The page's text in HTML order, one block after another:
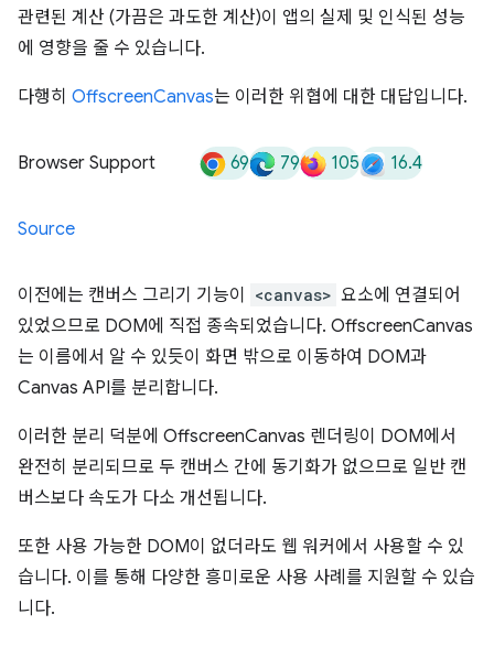
관련된 계산 (가끔은 과도한 계산)이 앱의 실제 및 인식된 성능
에 영향을 줄 수 있습니다.
다행히 OffscreenCanvas는 이러한 위협에 대한 대답입니다.
Browser Support 69 79 105 16.4
Source
이전에는 캔버스 그리기 기능이 <canvas> 요소에 연결되어
있었으므로 DOM에 직접 종속되었습니다. OffscreenCanvas
는 이름에서 알 수 있듯이 화면 밖으로 이동하여 DOM과
Canvas API를 분리합니다.
이러한 분리 덕분에 OffscreenCanvas 렌더링이 DOM에서
완전히 분리되므로 두 캔버스 간에 동기화가 없으므로 일반 캔
버스보다 속도가 다소 개선됩니다.
또한 사용 가능한 DOM이 없더라도 웹 워커에서 사용할 수 있
습니다. 이를 통해 다양한 흥미로운 사용 사례를 지원할 수 있습
니다.